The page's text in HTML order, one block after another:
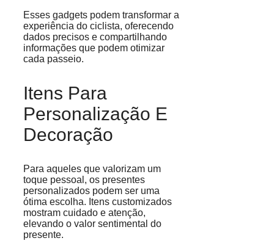
Esses gadgets podem transformar a
experiência do ciclista, oferecendo
dados precisos e compartilhando
informações que podem otimizar
cada passeio.
Itens Para
Personalização E
Decoração
Para aqueles que valorizam um
toque pessoal, os presentes
personalizados podem ser uma
ótima escolha. Itens customizados
mostram cuidado e atenção,
elevando o valor sentimental do
presente.